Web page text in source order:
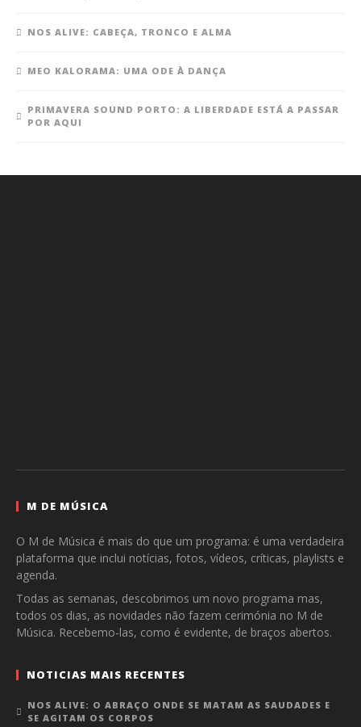
NOS ALIVE: CABEÇA, TRONCO E ALMA
MEO KALORAMA: UMA ODE À DANÇA
PRIMAVERA SOUND PORTO: A LIBERDADE ESTÁ A PASSAR
POR AQUI
M DE MÚSICA
O M de Música é mais do que um programa: é uma verdadeira
plataforma que inclui notícias, fotos, vídeos, críticas, playlists e
agenda.
Todas as semanas, descobrimos um novo programa mas,
todos os dias, as novidades não fazem cerimónia no M de
Música. Recebemo-las, como é evidente, de braços abertos.
NOTICIAS MAIS RECENTES
NOS ALIVE: O ABRAÇO ONDE SE MATAM AS SAUDADES E
SE AGITAM OS CORPOS